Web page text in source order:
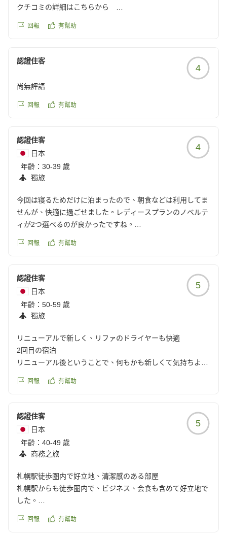
クチコミの詳細はこちらから
reviewId=33123478334909
回報 有幫助
認證住客
4
尚無評語
回報 有幫助
認證住客
日本
年齡： 30-39 歲
獨旅
4
今回は寝るためだけに泊まったので、朝食などは利用してま
せんが、快適に過ごせました。レディースプランのノベルテ
ィが2つ選べるのが良かったですね。
https://review.travel.rakuten.co.jp/hotel/voice/18175?
回報 有幫助
認證住客
日本
年齡： 50-59 歲
獨旅
5
リニューアルで新しく、リファのドライヤーも快適
2回目の宿泊
リニューアル後ということで、何もかも新しくて気持ちよく
もリファのコンパクトタイプでよかったです。
https://review.travel.rakuten.co.jp/hotel/voice/18175?
回報 有幫助
認證住客
日本
年齡： 40-49 歲
商務之旅
5
札幌駅徒歩圏内で好立地、清潔感のある部屋
札幌駅からも徒歩圏内で、ビジネス、会食も含めて好立地で
した。
もありました。
回報 有幫助